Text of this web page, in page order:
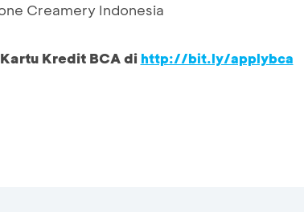
Creamery Indonesia
Kredit BCA di http://bit.ly/applybca